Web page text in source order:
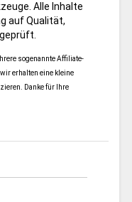
Alle Inhalte
auf Qualität,
sogenannte Affiliate-
erhalten eine kleine
Danke für Ihre